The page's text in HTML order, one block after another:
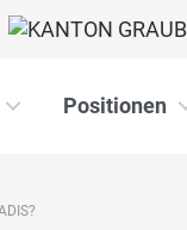
Positionen